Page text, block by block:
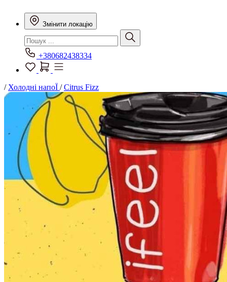
Змінити локацію
+380682438334
/ Холодні напоЇ /Citrus Fizz